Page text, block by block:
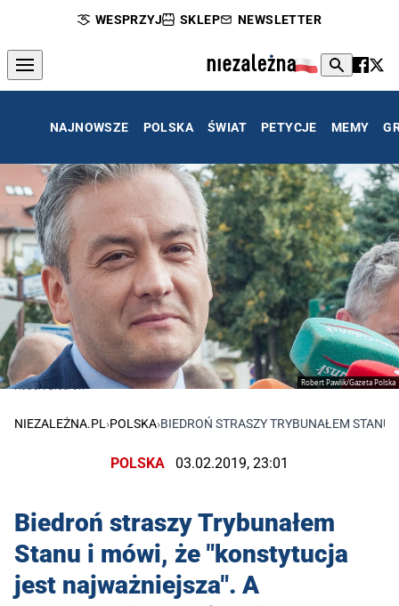
WESPRZYJ SKLEP NEWSLETTER
NAJNOWSZE POLSKA ŚWIAT PETYCJE MEMY
Robert Pawlik/Gazeta Polska
Robert Biedroń
NIEZALEŻNA.PL›POLSKA›BIEDROŃ STRASZY TRYBUNAŁEM
POLSKA 03.02.2019, 23:01
Biedroń straszy Trybunałem
Stanu i mówi, że "konstytucja
jest najważniejsza". A